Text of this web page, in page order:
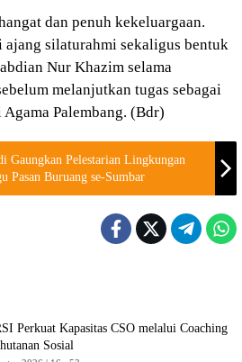
dan penuh kekeluargaan.
ajang silaturahmi sekaligus bentuk
Nur Khazim selama
melanjutkan tugas sebagai
Palembang. (Bdr)
Gaungkan Pelestarian Lingkungan
Pasan Buruang se-Sumbar
Perkuat Kapasitas CSO melalui Coaching
Sosial